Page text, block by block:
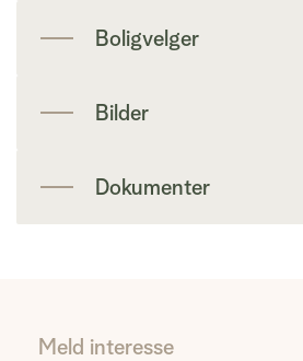
Boligvelger
Bilder
Dokumenter
Meld interesse